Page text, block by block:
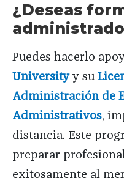
¿Deseas
Puedes hacerlo
Universityy su
Administración de
Administrativos,
distancia. Este
preparar
exitosamente al